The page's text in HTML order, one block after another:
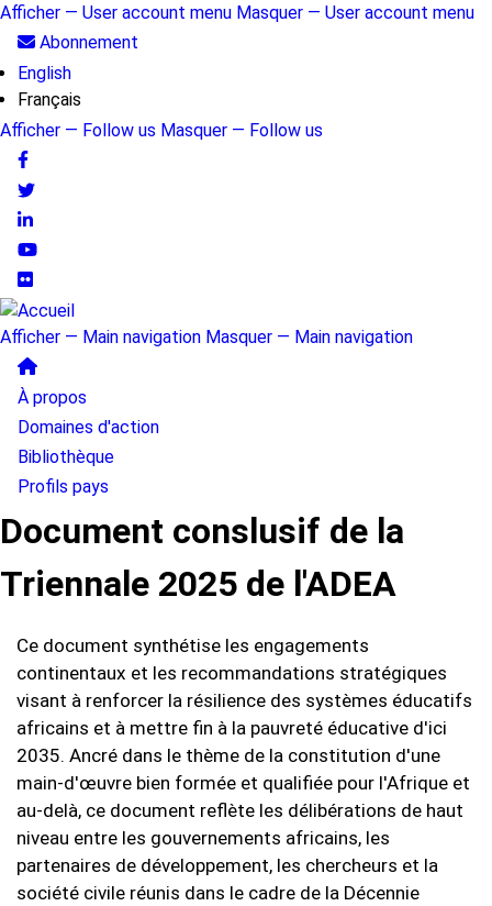
Aller
contenu
principal
User
account
menu
Afficher — User account menu Masquer — User account menu
Abonnement
English
Français
Follow
us
Afficher — Follow us Masquer — Follow us
Main
navigation
Afficher — Main navigation Masquer — Main navigation
À propos
Domaines d'action
Bibliothèque
Profils pays
Document conslusif de la
Triennale 2025 de l'ADEA
Ce document synthétise les engagements
continentaux et les recommandations stratégiques
visant à renforcer la résilience des systèmes éducatifs
africains et à mettre fin à la pauvreté éducative d'ici
2035. Ancré dans le thème de la constitution d'une
main-d'œuvre bien formée et qualifiée pour l'Afrique et
au-delà, ce document reflète les délibérations de haut
niveau entre les gouvernements africains, les
partenaires de développement, les chercheurs et la
société civile réunis dans le cadre de la Décennie